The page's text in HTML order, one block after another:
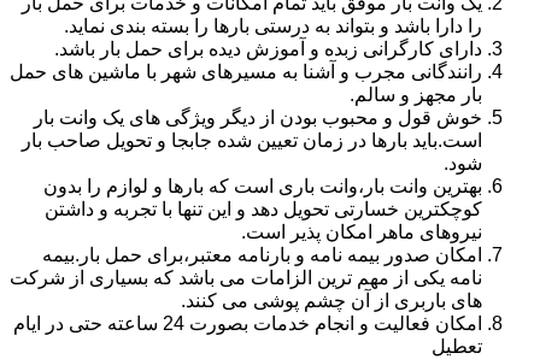
را دارا باشد و بتواند به درستی بارها را بسته بندی نماید.
دارای کارگرانی زبده و آموزش دیده برای حمل بار باشد.
رانندگانی مجرب و آشنا به مسیرهای شهر با ماشین های حمل
بار مجهز و سالم.
خوش قول و محبوب بودن از دیگر ویژگی های یک وانت بار
است.باید بارها در زمان تعیین شده جابجا و تحویل صاحب بار
شود.
بهترین وانت بار،وانت باری است که بارها و لوازم را بدون
کوچکترین خسارتی تحویل دهد و این تنها با تجربه و داشتن
نیروهای ماهر امکان پذیر است.
امکان صدور بیمه نامه و بارنامه معتبر،برای حمل بار.بیمه
نامه یکی از مهم ترین الزامات می باشد که بسیاری از شرکت
های باربری از آن چشم پوشی می کنند.
امکان فعالیت و انجام خدمات بصورت 24 ساعته حتی در ایام
تعطیل